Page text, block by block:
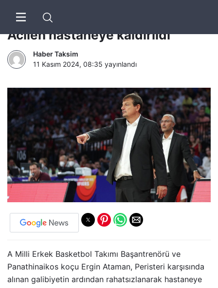
Ergin Ataman’dan kötü haber:
Acilen hastaneye kaldırıldı
Haber Taksim
11 Kasım 2024, 08:35 yayınlandı
A Milli Erkek Basketbol Takımı Başantrenörü ve
Panathinaikos koçu Ergin Ataman, Peristeri karşısında
alınan galibiyetin ardından rahatsızlanarak hastaneye